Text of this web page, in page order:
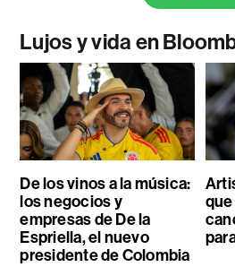
Lujos y vida en
De los vinos a la música:
los negocios y
empresas de De la
Espriella, el nuevo
presidente de Colombia